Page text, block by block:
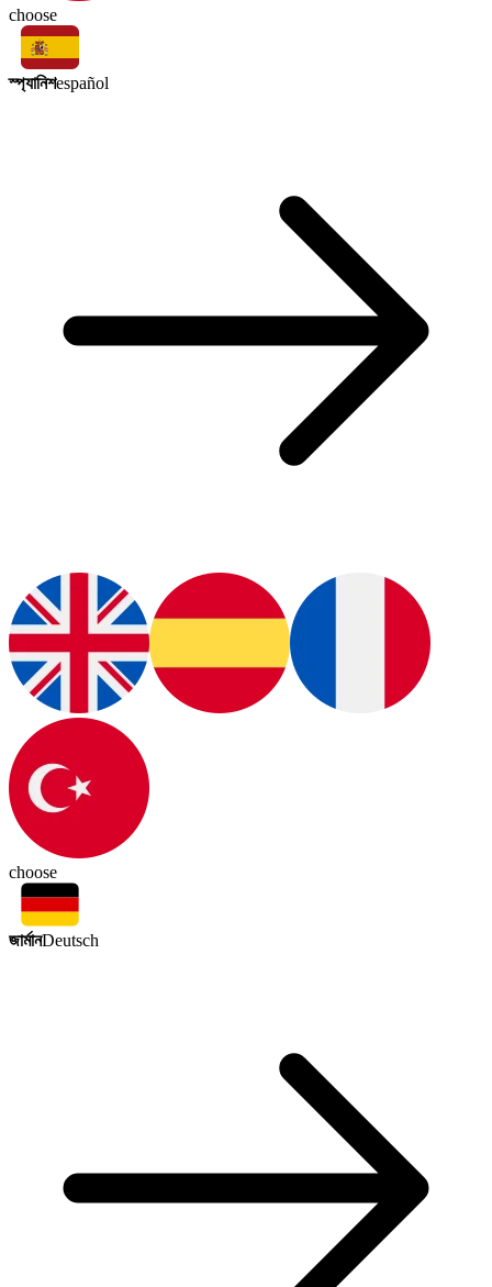
choose
স্প্যানিশespañol
choose
জার্মানDeutsch